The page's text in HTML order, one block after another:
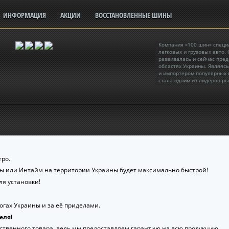
ИНФОРМАЦИЯ АКЦИИ ВОССТАНОВЛЕННЫЕ ШИНЫ
Компания «100 шин»
легковых и грузовых
развивалась и сейчас
областях Украины.
и импортером популярных
стала одним из лидеров
или Интайм на территории Украины будет максимально быстрой!
установки!
Украины и за её приделами.